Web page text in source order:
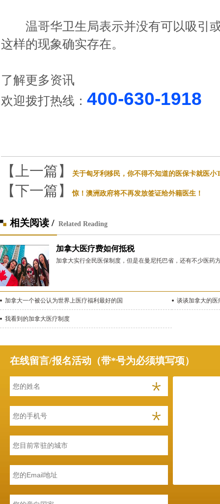
温哥华卫生局表示并没有可以吸引
这样的现象确实存在。
了解更多资讯
欢迎拨打热线 ： 400-630-1918
【上一篇】 关于匈牙利移民，你不得不知道的医保卡就医小
【下一篇】惊！澳洲政府将不再发放签证给外籍医生！
相关阅读 / Related Reading
加拿大医疗费如何抵税
加拿大实行全民医保制度，但是在曼尼托巴省，还有不少医药
加拿大一个被公认为世界上医疗福利最好的国 谈谈加拿大的医
我看到的加拿大医疗制度
在线留言/报名活动（带*号为必须填写项）